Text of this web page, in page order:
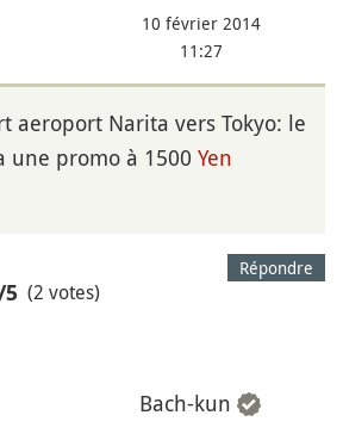
10 février 2014
11:27
aeroport Narita vers Tokyo: le
une promo à 1500 Yen
Répondre
5 (2 votes)
Bach-kun